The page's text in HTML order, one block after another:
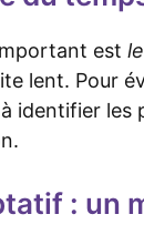
est
lent. Pour
identifier les
: un